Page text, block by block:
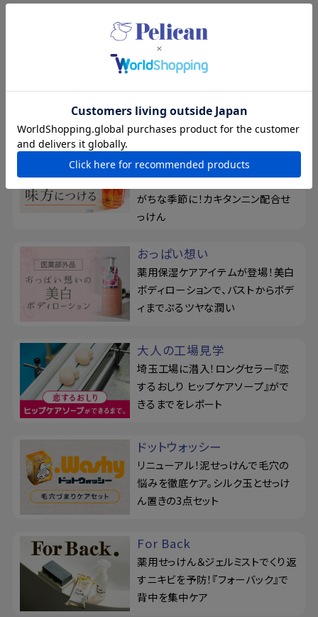
夏の新規入会キャンペーン
8/17まで！夏の素肌を、もっと好き
る
ベタつきやお肌のニオイが気になり
がちな季節に！カキタンニン配合せ
っけん
おっぱい想い
薬用保湿ケアアイテムが登場！美白
ボディローションで、バストからボデ
ィまでぷるツヤな潤い
大人の工場見学
埼玉工場に潜入！ロングセラー『恋
するおしり ヒップケアソープ』がで
きるまでをレポート
ドットウォッシー
リニューアル！泥せっけんで毛穴の
悩みを徹底ケア。シルク玉とせっけ
ん置きの3点セット
For Back
薬用せっけん＆ジェルミストでくり返
すニキビを予防！『フォーバック』で
背中を集中ケア